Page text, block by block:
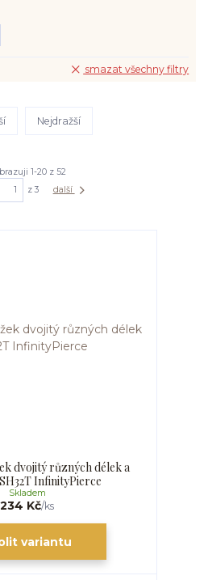
smazat všechny filtry
Nejdražší
1-20 z 52
z 3 další
dvojitý různých délek a
InfinityPierce
234 Kč/ks
Skladem
variantu